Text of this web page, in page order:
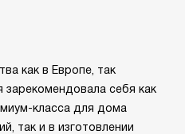
как в Европе, так
себя как
класса для дома
так и в изготовлении